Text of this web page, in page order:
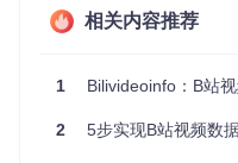
工具内置三级数据校验机制
环境下的数据完整性
结果输出层：通过数
相关内容推荐
1 Bilivideoinfo：B站
2 5步实现B站视频数据高效